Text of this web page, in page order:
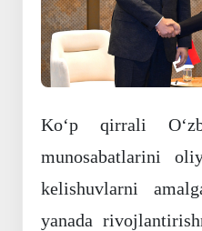
Koʻp qirrali
munosabatlarini
kelishuvlarni
yanada